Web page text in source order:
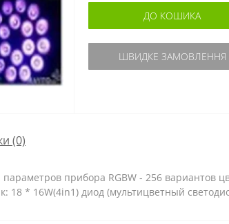
ДО КОШИКА
ШВИДКЕ ЗАМОВЛЕННЯ
(0)
прибора RGBW - 256
18 * 16W(4in1) диод (мультицветный